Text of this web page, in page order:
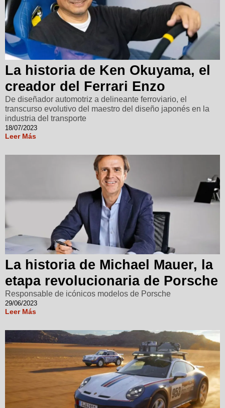
La historia de Ken Okuyama, el
creador del Ferrari Enzo
De diseñador automotriz a delineante ferroviario, el
transcurso evolutivo del maestro del diseño japonés en la
industria del transporte
18/07/2023
Leer Más
La historia de Michael Mauer, la
etapa revolucionaria de Porsche
Responsable de icónicos modelos de Porsche
29/06/2023
Leer Más